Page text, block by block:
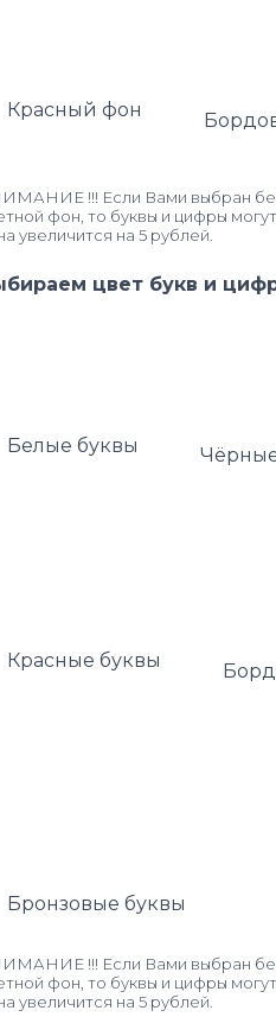
Красный фон
!!! Если Вами выбран
фон, то буквы и цифры
увеличится на 5 рублей.
цвет букв и
Белые буквы
Красные буквы
Бронзовые буквы
!!! Если Вами выбран
фон, то буквы и цифры
увеличится на 5 рублей.